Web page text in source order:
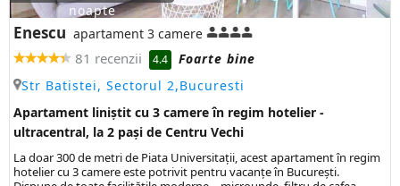
noapte
Enescu apartament 3 camere
81 recenzii 4.4
Foarte bine
Str Batistei, Sectorul 2,Bucuresti
Apartament liniștit cu 3 camere în regim hotelier -
ultracentral, la 2 pași de Centru Vechi
La doar 300 de metri de Piata Universitații, acest apartament în regim
hotelier cu 3 camere este potrivit pentru vacanțe în București.